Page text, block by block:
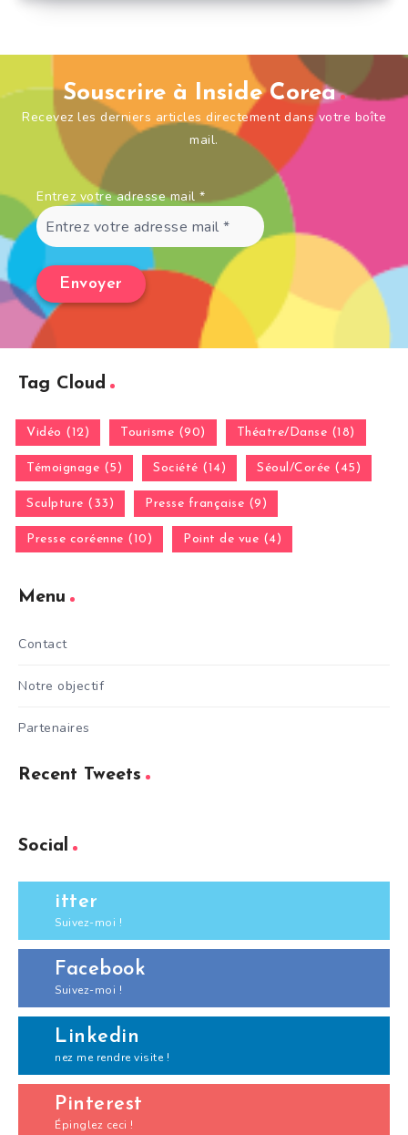
Souscrire à Inside Corea
Recevez les derniers articles directement dans votre boîte
mail.
Entrez votre adresse mail *
Tag Cloud
Vidéo (12) Tourisme (90) Théatre/Danse (18)
Témoignage (5) Société (14) Séoul/Corée (45)
Sculpture (33) Presse française (9)
Presse coréenne (10) Point de vue (4)
Menu
Contact
Notre objectif
Partenaires
Recent Tweets
Social
itter
Suivez-moi !
Facebook
Suivez-moi !
Linkedin
nez me rendre visite !
Pinterest
Épinglez ceci !